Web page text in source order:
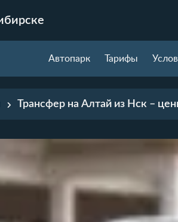
Автопарк Тарифы
Трансфер на Алтай из Нск –